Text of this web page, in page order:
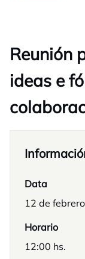
Reunión
ideas e
Data
12 de
Horario
12:00 hs.